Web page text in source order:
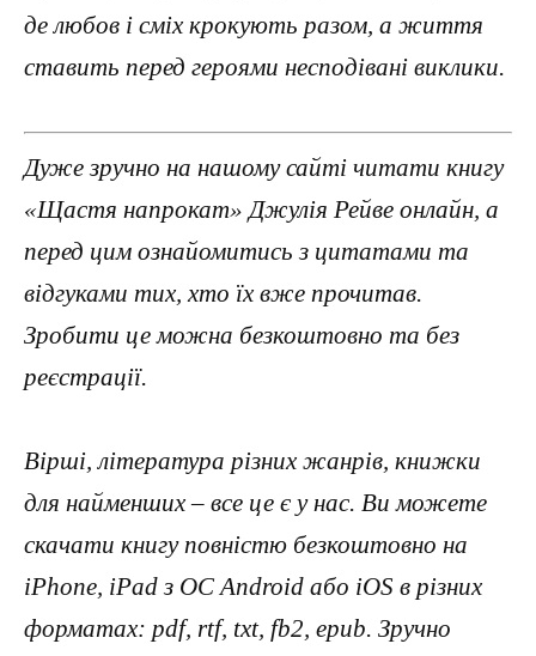
де любов і сміх крокують разом, а життя
ставить перед героями несподівані виклики.
Дуже зручно на нашому сайті читати книгу
«Щастя напрокат» Джулія Рейве онлайн, а
перед цим ознайомитись з цитатами та
відгуками тих, хто їх вже прочитав.
Зробити це можна безкоштовно та без
реєстрації.
Вірші, література різних жанрів, книжки
для найменших – все це є у нас. Ви можете
скачати книгу повністю безкоштовно на
iPhone, iPad з ОС Android або iOS в різних
форматах: pdf, rtf, txt, fb2, epub. Зручно